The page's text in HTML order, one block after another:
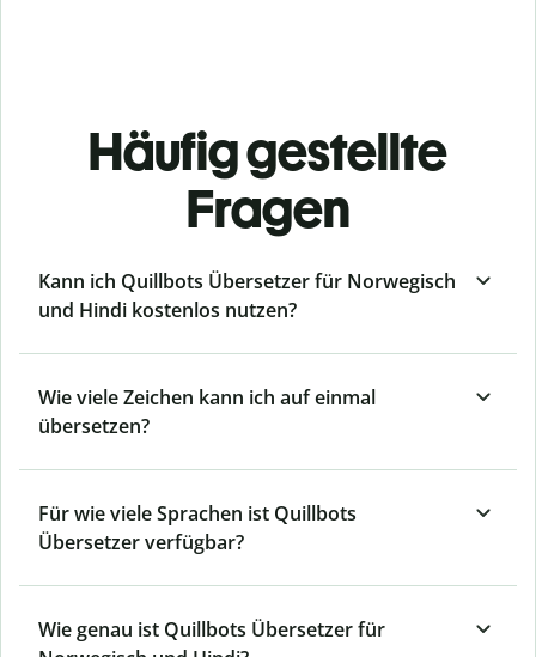
Häufig gestellte
Fragen
Kann ich Quillbots Übersetzer für Norwegisch
und Hindi kostenlos nutzen?
Wie viele Zeichen kann ich auf einmal
übersetzen?
Für wie viele Sprachen ist Quillbots
Übersetzer verfügbar?
Wie genau ist Quillbots Übersetzer für